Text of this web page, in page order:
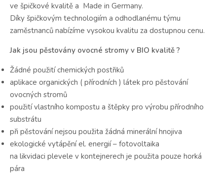
ve špičkové kvalitě a Made in Germany.
Díky špičkovým technologiím a odhodlanému týmu
zaměstnanců nabízíme vysokou kvalitu za dostupnou cenu.
Jak jsou pěstovány ovocné stromy v BIO kvalitě ?
Žádné použití chemických postřiků
aplikace organických ( přírodních ) látek pro pěstování
ovocných stromů
použití vlastního kompostu a štěpky pro výrobu přírodního
substrátu
při pěstování nejsou použita žádná minerální hnojiva
ekologické vytápění el. energií – fotovoltaika
na likvidaci plevele v kontejnerech je použita pouze horká
pára